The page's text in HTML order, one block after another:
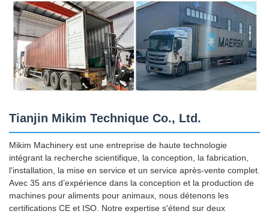
Tianjin Mikim Technique Co., Ltd.
Mikim Machinery est une entreprise de haute technologie
intégrant la recherche scientifique, la conception, la fabrication,
l'installation, la mise en service et un service après-vente complet.
Avec 35 ans d’expérience dans la conception et la production de
machines pour aliments pour animaux, nous détenons les
certifications CE et ISO. Notre expertise s'étend sur deux